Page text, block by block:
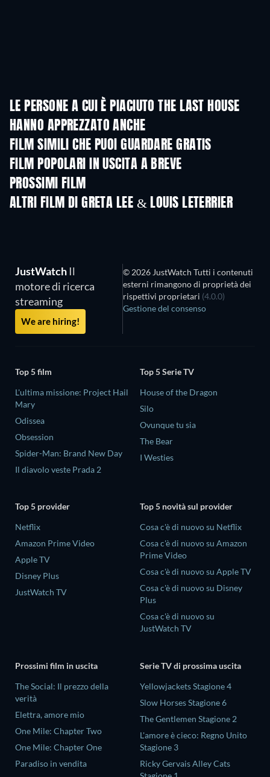
LE PERSONE A CUI È PIACIUTO THE LAST HOUSE
HANNO APPREZZATO ANCHE
FILM SIMILI CHE PUOI GUARDARE GRATIS
FILM POPOLARI IN USCITA A BREVE
PROSSIMI FILM
ALTRI FILM DI GRETA LEE & LOUIS LETERRIER
JustWatch Il
motore di ricerca
streaming
We are hiring!
© 2026 JustWatch Tutti i contenuti
esterni rimangono di proprietà dei
rispettivi proprietari (4.0.0)
Gestione del consenso
Top 5 film
L'ultima missione: Project Hail
Mary
Odissea
Obsession
Spider-Man: Brand New Day
Il diavolo veste Prada 2
Top 5 Serie TV
House of the Dragon
Silo
Ovunque tu sia
The Bear
I Westies
Top 5 provider
Netflix
Amazon Prime Video
Apple TV
Disney Plus
JustWatch TV
Top 5 novità sul provider
Cosa c'è di nuovo su Netflix
Cosa c'è di nuovo su Amazon
Prime Video
Cosa c'è di nuovo su Apple TV
Cosa c'è di nuovo su Disney
Plus
Cosa c'è di nuovo su
JustWatch TV
Prossimi film in uscita
The Social: Il prezzo della
verità
Elettra, amore mio
One Mile: Chapter Two
One Mile: Chapter One
Paradiso in vendita
Serie TV di prossima uscita
Yellowjackets Stagione 4
Slow Horses Stagione 6
The Gentlemen Stagione 2
L'amore è cieco: Regno Unito
Stagione 3
Ricky Gervais Alley Cats